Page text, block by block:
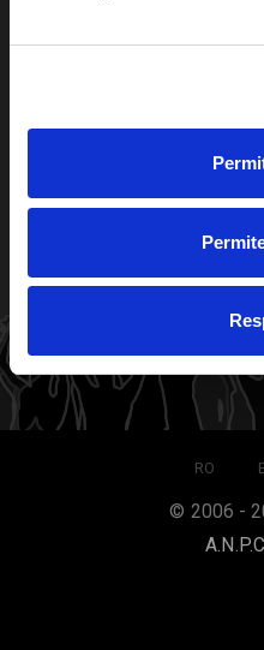
Termeni si conditii
Compania
RO
© 2006 -